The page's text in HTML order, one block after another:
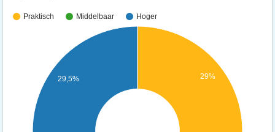
Praktisch Middelbaar Hoger
29%
29,5%